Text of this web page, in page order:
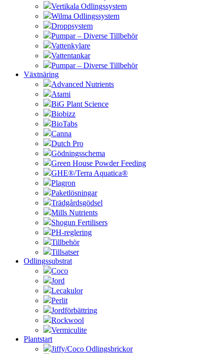
Vertikala Odlingssystem
Wilma Odlingssystem
Droppsystem
Pumpar – Diverse Tillbehör
Vattenkylare
Vattentankar
Pumpar – Diverse Tillbehör
Växtnäring
Advanced Nutrients
Atami
BiG Plant Science
Biobizz
BioTabs
Canna
Dutch Pro
Gödningsschema
Green House Powder Feeding
GHE®/Terra Aquatica®
Plagron
Paketlösningar
Trädgårdsgödsel
Mills Nutrients
Shogun Fertilisers
PH-reglering
Tillbehör
Tillsatser
Odlingssubstrat
Coco
Jord
Lecakulor
Perlit
Jordförbättring
Rockwool
Vermiculite
Plantstart
Jiffy/Coco Odlingsbrickor